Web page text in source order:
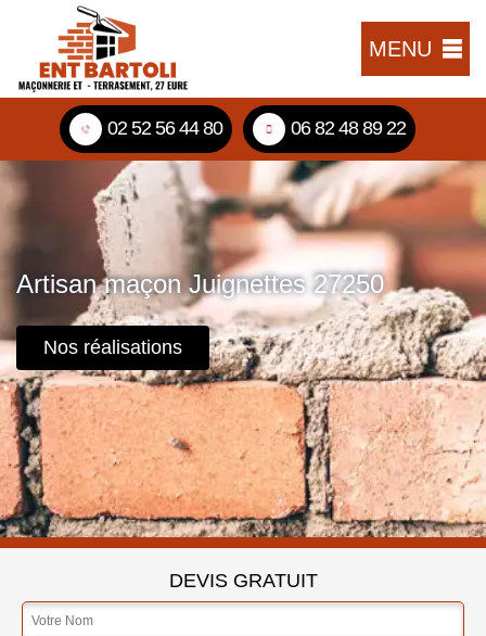
MENU
02 52 56 44 80 06 82 48 89 22
Artisan maçon Juignettes 27250
Nos réalisations
DEVIS GRATUIT